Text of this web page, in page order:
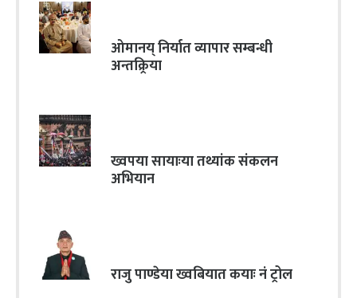
ओमानय् निर्यात व्यापार सम्बन्धी
अन्तक्र्रिया
ख्वपया सायाःया तथ्यांक संकलन
अभियान
राजु पाण्डेया ख्वबियात कयाः नं ट्रोल